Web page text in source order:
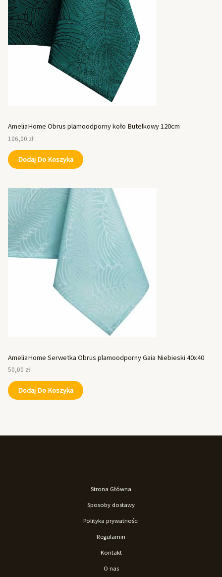
AmeliaHome Obrus plamoodporny koło Butelkowy 120cm
106,00 zł
Dodaj Do Koszyka
AmeliaHome Serwetka Obrus plamoodporny Gaia Niebieski 40x40
50,00 zł
Dodaj Do Koszyka
Strona Główna
Sposoby dostawy
Polityka prywatności
Regulamin
Kontakt
O nas